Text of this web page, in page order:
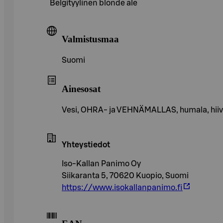
Belgityylinen blonde ale
Valmistusmaa
Suomi
Ainesosat
Vesi, OHRA- ja VEHNÄMALLAS, humala,
Yhteystiedot
Iso-Kallan Panimo Oy
Siikaranta 5, 70620 Kuopio, Suomi
https://www.isokallanpanimo.fi